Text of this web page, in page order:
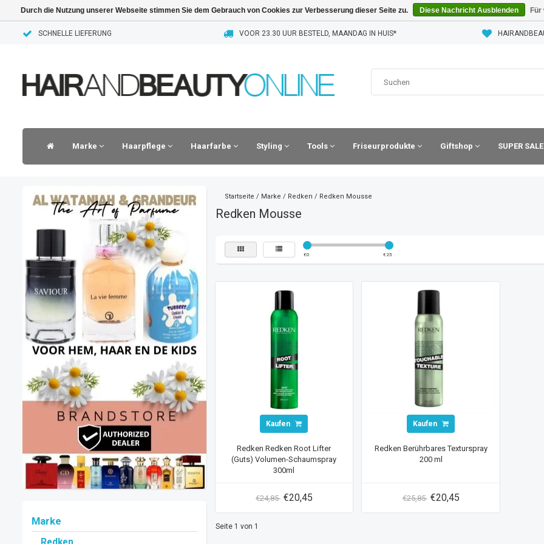
SCHNELLE LIEFERUNG VOOR 23.30 UUR BESTELD, MAANDAG IN HUIS*
Marke Haarpflege Haarfarbe Styling Tools Friseurprodukte Giftshop SUPER
Marke
Startseite / Marke / Redken / Redken Mousse
Redken Mousse
€0 € 25
Kaufen
Redken Redken Root Lifter
(Guts) Volumen-Schaumspray
300ml
€24,85 €20,45
Kaufen
Redken Berührbares Texturspray
200 ml
€25,85 €20,45
Seite 1 von 1
Durch die Nutzung unserer Webseite stimmen Sie dem Gebrauch von Cookies zur Verbesserung dieser Seite zu. Diese Nachricht Ausblenden